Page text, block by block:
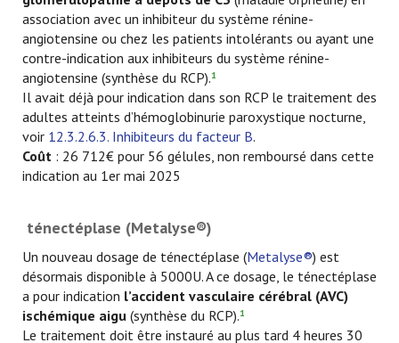
association avec un inhibiteur du système rénine-
angiotensine ou chez les patients intolérants ou ayant une
contre-indication aux inhibiteurs du système rénine-
angiotensine (synthèse du RCP).1
Il avait déjà pour indication dans son RCP le traitement des
adultes atteints d’hémoglobinurie paroxystique nocturne,
voir 12.3.2.6.3. Inhibiteurs du facteur B.
Coût : 26 712€ pour 56 gélules, non remboursé dans cette
indication au 1er mai 2025
ténectéplase (Metalyse®)
Un nouveau dosage de ténectéplase (Metalyse®) est
désormais disponible à 5000U. A ce dosage, le ténectéplase
a pour indication l’accident vasculaire cérébral (AVC)
ischémique aigu (synthèse du RCP).1
Le traitement doit être instauré au plus tard 4 heures 30